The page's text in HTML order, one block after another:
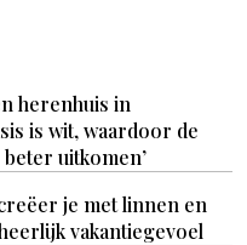
herenhuis in
is wit, waardoor de
uitkomen’
je met linnen en
vakantiegevoel